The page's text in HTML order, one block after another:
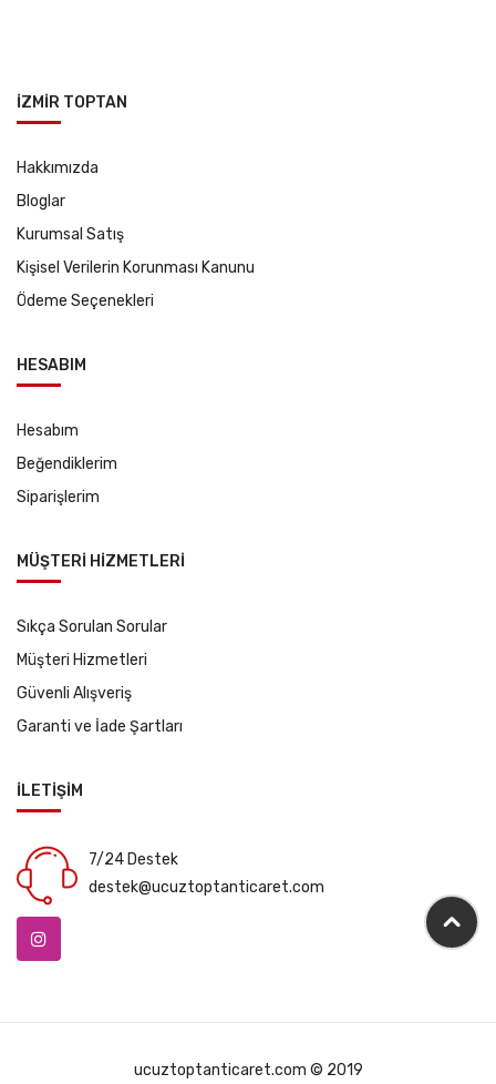
İZMİR TOPTAN
Hakkımızda
Bloglar
Kurumsal Satış
Kişisel Verilerin Korunması Kanunu
Ödeme Seçenekleri
HESABIM
Hesabım
Beğendiklerim
Siparişlerim
MÜŞTERİ HİZMETLERİ
Sıkça Sorulan Sorular
Müşteri Hizmetleri
Güvenli Alışveriş
Garanti ve İade Şartları
İLETİŞİM
7/24 Destek
destek@ucuztoptanticaret.com
ucuztoptanticaret.com © 2019